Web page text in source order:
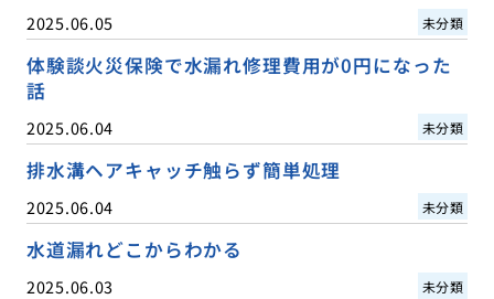
2025.06.05 未分類
体験談火災保険で水漏れ修理費用が0円になった
話
2025.06.04 未分類
排水溝ヘアキャッチ触らず簡単処理
2025.06.04 未分類
水道漏れどこからわかる
2025.06.03 未分類